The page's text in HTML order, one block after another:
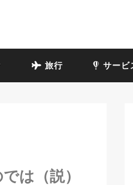
旅行 サービ
は（説）